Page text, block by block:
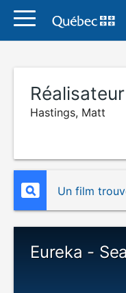
Hastings, Matt
Un film
Eureka -